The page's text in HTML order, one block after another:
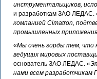
инструментальщиков,
и разработкам ЗАО ЛЕДАС.
компанией Cimatron,
промышленных
«Мы очень горды тем, что
ведущих мировых
основатель ЗАО ЛЕДАС. «
нами всем разработчикам